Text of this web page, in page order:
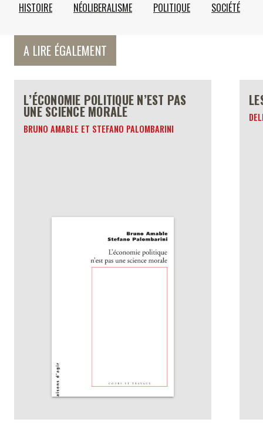
HISTOIRE NÉOLIBERALISME POLITIQUE SOCIÉTÉ
A LIRE ÉGALEMENT
L’ÉCONOMIE POLITIQUE N’EST PAS
UNE SCIENCE MORALE
BRUNO AMABLE ET STEFANO PALOMBARINI